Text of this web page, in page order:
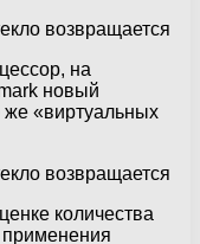
на
новый
«виртуальных
количества